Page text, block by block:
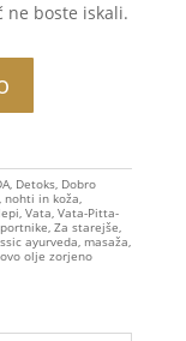
ne boste iskali.
, Detoks, Dobro
nohti in koža,
, Vata, Vata-Pitta-
, Za starejše,
ayurveda, masaža,
olje zorjeno